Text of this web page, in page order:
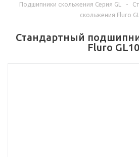
Подшипники скольжения Серия GL
-
скольжения Fluro
Стандартный
Fluro GL10